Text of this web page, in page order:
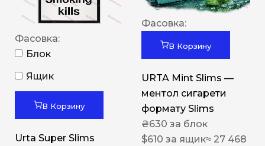
Фасовка:
Блок
Ящик
В Корзину
Urta Super Slims
Фасовка:
В Корзину
URTA Mint Slims —
ментол сигарети
формату Slims
₴630 за блок
$610 за ящик≈ 27 468